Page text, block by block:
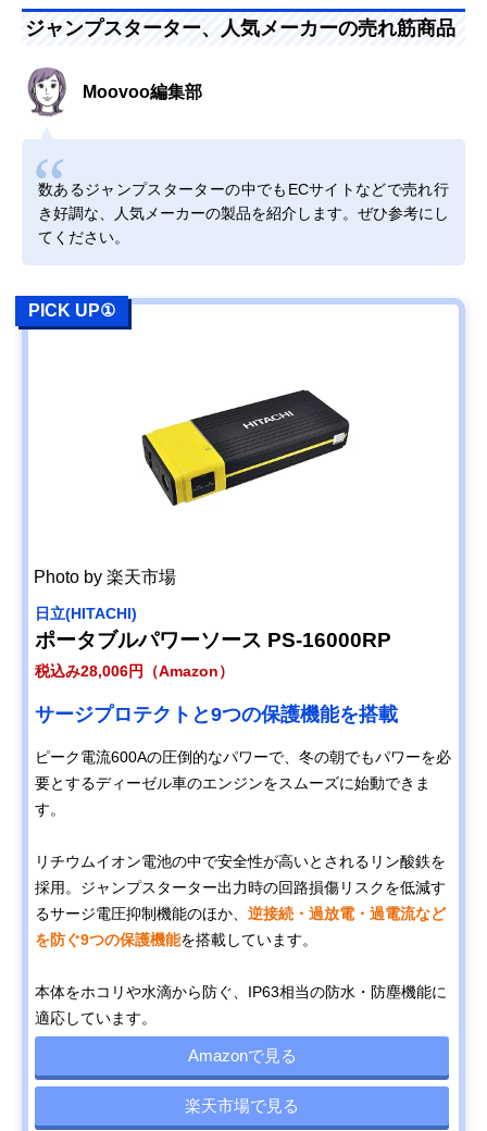
ジャンプスターター、人気メーカーの売れ筋商品
Moovoo編集部
数あるジャンプスターターの中でもECサイトなどで売れ行
き好調な、人気メーカーの製品を紹介します。ぜひ参考にし
てください。
PICK UP①
Photo by 楽天市場
日立(HITACHI)
ポータブルパワーソース PS-16000RP
税込み28,006円（Amazon）
サージプロテクトと9つの保護機能を搭載
ピーク電流600Aの圧倒的なパワーで、冬の朝でもパワーを必
要とするディーゼル車のエンジンをスムーズに始動できま
す。
リチウムイオン電池の中で安全性が高いとされるリン酸鉄を
採用。ジャンプスターター出力時の回路損傷リスクを低減す
るサージ電圧抑制機能のほか、 逆接続・過放電・過電流など
を防ぐ9つの保護機能を搭載しています。
本体をホコリや水滴から防ぐ、IP63相当の防水・防塵機能に
適応しています。
Amazonで見る
楽天市場で見る